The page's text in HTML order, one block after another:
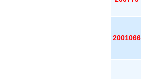
2001066